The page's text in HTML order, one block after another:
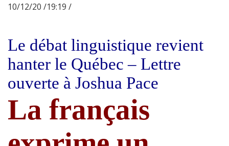
10/12/20 /19:19 /
Le débat linguistique revient
hanter le Québec – Lettre
ouverte à Joshua Pace
La français